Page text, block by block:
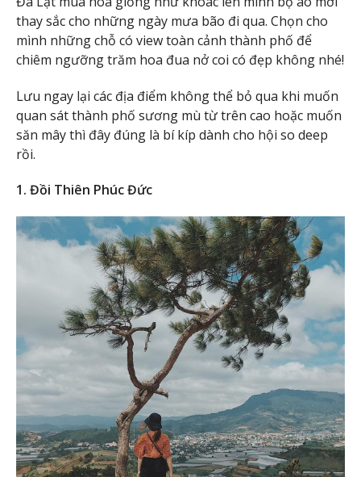
thay sắc cho những ngày mưa bão đi qua. Chọn cho
mình những chỗ có view toàn cảnh thành phố để
chiêm ngưỡng trăm hoa đua nở coi có đẹp không nhé!
Lưu ngay lại các địa điểm không thể bỏ qua khi muốn
quan sát thành phố sương mù từ trên cao hoặc muốn
săn mây thì đây đúng là bí kíp dành cho hội so deep
rồi.
1. Đồi Thiên Phúc Đức